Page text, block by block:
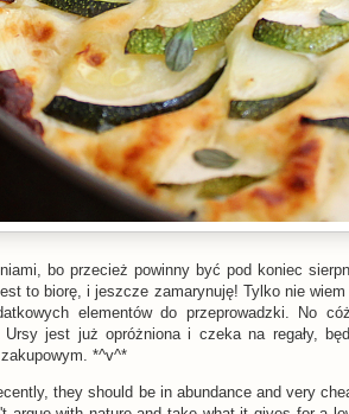
bo przecież powinny być pod koniec
to biorę, i jeszcze zamarynuję! Tylko nie wiem
elementów do przeprowadzki. No
jest już opróżniona i czeka na regały,
*^v^*
they should be in abundance and very